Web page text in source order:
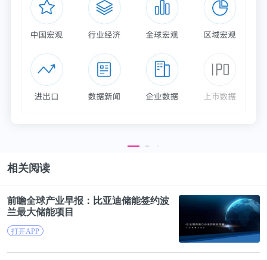
看得见的增长与扩张背后，有一双“无形的手”在发挥
作用，其中最为核心的是供应链品牌化。
供应链品牌化
量优质产业集群，但品牌化发展相对滞后，导致大量
优质产品以“白牌”形式被低价卖出。
相关阅读
前瞻全球产业早报： 比亚迪储能签约波
兰最大储能项目
打开APP